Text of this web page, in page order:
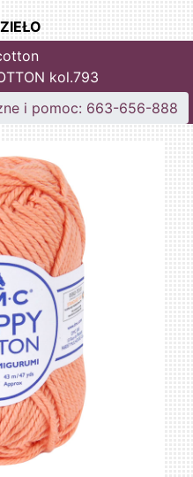
kol.793
i pomoc: 663-656-888